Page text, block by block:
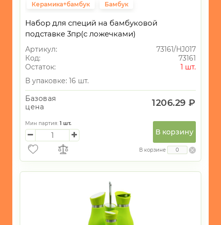
Керамика+бамбук Бамбук
Набор для специй на бамбуковой
подставке 3пр(с ложечками)
Артикул:
73161/HJ017
Код:
73161
Остаток:
1 шт.
В упаковке: 16 шт.
Базовая
цена
1206.29 ₽
Мин партия: 1 шт.
В корзину
В корзине